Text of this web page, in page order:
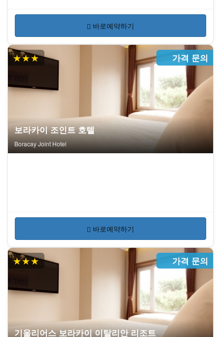
바로예약하기
★★★ 가격 문의
보라카이 조인트 호텔
Boracay Joint Hotel
바로예약하기
★★★ 가격 문의
기울리어스 보라카이 이탈리안 리조트